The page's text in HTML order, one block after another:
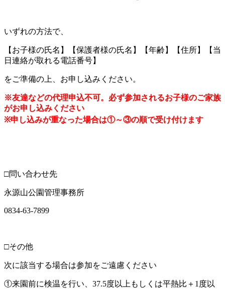
いずれの方法で、
【お子様の氏名】【保護者様の氏名】【年齢】【住所】【当
日連絡が取れる電話番号】
をご準備の上、お申し込みください。
※友達などの代理申込不可。必ず参加されるお子様のご家族
がお申し込みください
※申し込みが重なった場合は①～③の順で受け付けます
□問い合わせ先
永源山公園管理事務所
0834-63-7899
□その他
次に該当する場合は参加をご遠慮ください
①来園前に検温を行い、37.5度以上もしくは平熱比＋1度以